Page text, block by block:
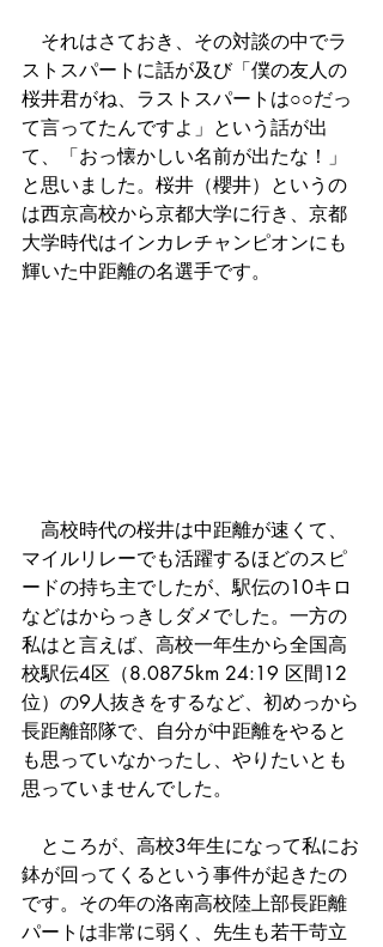
それはさておき、その対談の中でラ
ストスパートに話が及び「僕の友人の
桜井君がね、ラストスパートは○○だっ
て言ってたんですよ」という話が出
て、「おっ懐かしい名前が出たな！」
と思いました。桜井（櫻井）というの
は西京高校から京都大学に行き、京都
大学時代はインカレチャンピオンにも
輝いた中距離の名選手です。
高校時代の桜井は中距離が速くて、
マイルリレーでも活躍するほどのスピ
ードの持ち主でしたが、駅伝の10キロ
などはからっきしダメでした。一方の
私はと言えば、高校一年生から全国高
校駅伝4区（8.0875km 24:19 区間12
位）の9人抜きをするなど、初めっから
長距離部隊で、自分が中距離をやると
も思っていなかったし、やりたいとも
思っていませんでした。
ところが、高校3年生になって私にお
鉢が回ってくるという事件が起きたの
です。その年の洛南高校陸上部長距離
パートは非常に弱く、先生も若干苛立